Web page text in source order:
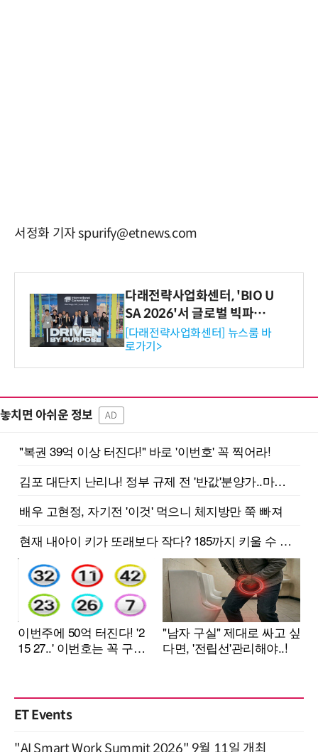
서정화 기자 spurify@etnews.com
다래전략사업화센터, 'BIO U
SA 2026'서 글로벌 빅파마
와의 비즈니스 미팅 지원…K
-바이오 해외 진출 교두보 확
보
[다래전략사업화센터] 뉴스룸 바
로가기>
놓치면 아쉬운 정보 AD
ET Events
"AI Smart Work Summit 2026" 9월 11일 개최